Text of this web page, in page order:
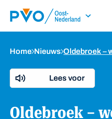
Home Nieuws Oldebroek
Lees voor
Oldebroek – week tegen de